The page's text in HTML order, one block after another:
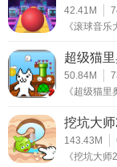
42.41M
《滚球音
超级猫
50.84M
《超级猫
挖坑大师
143.43M
《挖坑大